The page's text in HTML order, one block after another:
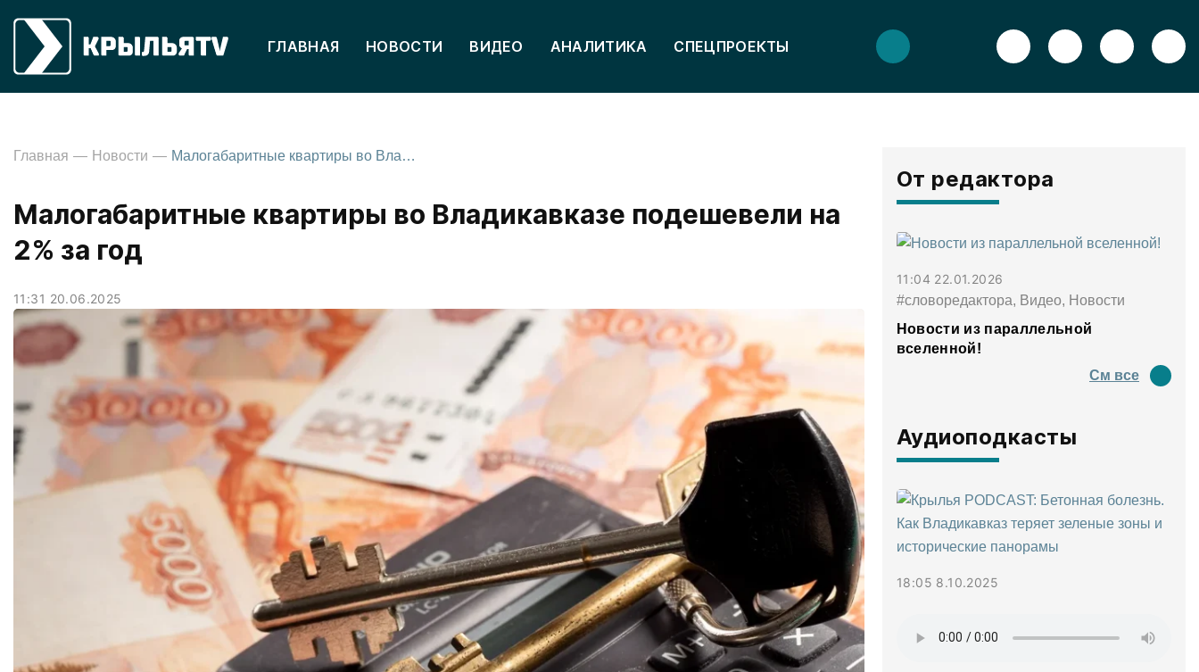
ГЛАВНАЯ НОВОСТИ ВИДЕО АНАЛИТИКА СПЕЦПРОЕКТЫ
Главная Новости Малогабаритные квартиры во Владикавказе подешевели на 2% за год
Малогабаритные квартиры во Владикавказе подешевели на
2% за год
11:31 20.06.2025
От редактора
11:04 22.01.2026
#словоредактора, Видео, Новости
Новости из параллельной
вселенной!
См все
Аудиоподкасты
18:05 8.10.2025